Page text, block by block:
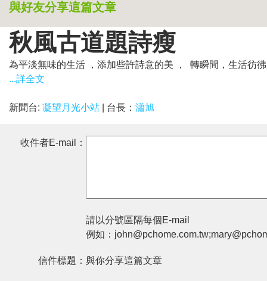
與好友分享這篇文章
秋風古道題詩瘦
為平淡無味的生活 ，添加些許詩意的美 ， 轉瞬間，生活彷
...詳全文
新聞台: 凝望月光小站 | 台長： 瀟旭
收件者E-mail：
請以分號區隔每個E-mail
例如：
信件標題： 與你分享這篇文章